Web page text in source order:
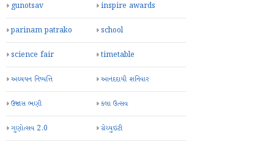
gunotsav inspire awards
parinam patrako school
science fair timetable
અધ્યયન નિષ્પત્તિ આનંદદાયી શનિવાર
ઉજાસ ભણી કલા ઉત્સવ
ગુણોત્સવ 2.0 ગ્રેચ્યુઇટી